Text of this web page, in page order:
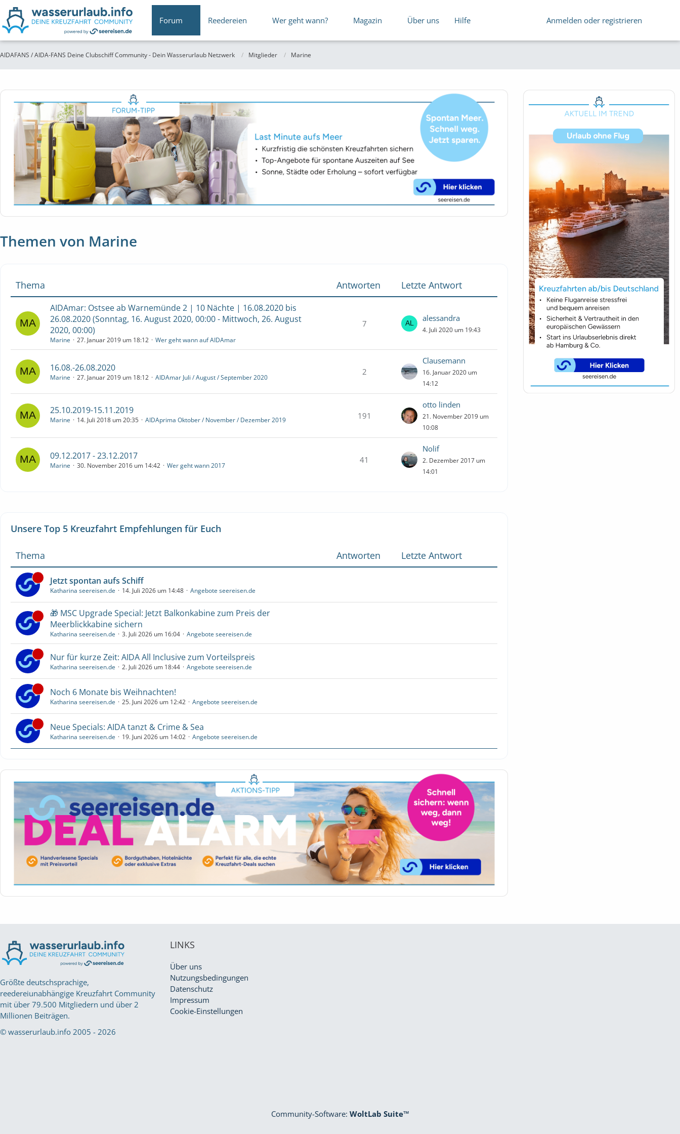
Forum Reedereien Wer geht wann? Magazin Über uns Hilfe Anmelden oder registrieren
AIDAFANS / AIDA-FANS Deine Clubschiff Community - Dein Wasserurlaub Netzwerk Mitglieder Marine
Themen von Marine
Thema Antworten Letzte Antwort
AIDAmar: Ostsee ab Warnemünde 2 | 10 Nächte | 16.08.2020 bis
26.08.2020 (Sonntag, 16. August 2020, 00:00 - Mittwoch, 26. August
2020, 00:00)
Marine 27. Januar 2019 um 18:12 Wer geht wann auf AIDAmar
7
alessandra
4. Juli 2020 um 19:43
16.08.-26.08.2020
Marine 27. Januar 2019 um 18:12 AIDAmar Juli / August / September 2020
2
Clausemann
16. Januar 2020 um
14:12
25.10.2019-15.11.2019
Marine 14. Juli 2018 um 20:35 AIDAprima Oktober / November / Dezember 2019 191
otto linden
21. November 2019 um
10:08
09.12.2017 - 23.12.2017
Marine 30. November 2016 um 14:42 Wer geht wann 2017
41
Nolif
2. Dezember 2017 um
14:01
Unsere Top 5 Kreuzfahrt Empfehlungen für Euch
Thema Antworten Letzte Antwort
Jetzt spontan aufs Schiff
Katharina seereisen.de 14. Juli 2026 um 14:48 Angebote seereisen.de
🎁 MSC Upgrade Special: Jetzt Balkonkabine zum Preis der
Meerblickkabine sichern
Katharina seereisen.de 3. Juli 2026 um 16:04 Angebote seereisen.de
Nur für kurze Zeit: AIDA All Inclusive zum Vorteilspreis
Katharina seereisen.de 2. Juli 2026 um 18:44 Angebote seereisen.de
Noch 6 Monate bis Weihnachten!
Katharina seereisen.de 25. Juni 2026 um 12:42 Angebote seereisen.de
Neue Specials: AIDA tanzt & Crime & Sea
Katharina seereisen.de 19. Juni 2026 um 14:02 Angebote seereisen.de
Größte deutschsprachige,
reedereiunabhängige Kreuzfahrt Community
mit über 79.500 Mitgliedern und über 2
Millionen Beiträgen.
© wasserurlaub.info 2005 - 2026
LINKS
Über uns
Nutzungsbedingungen
Datenschutz
Impressum
Cookie-Einstellungen
Community-Software: WoltLab Suite™